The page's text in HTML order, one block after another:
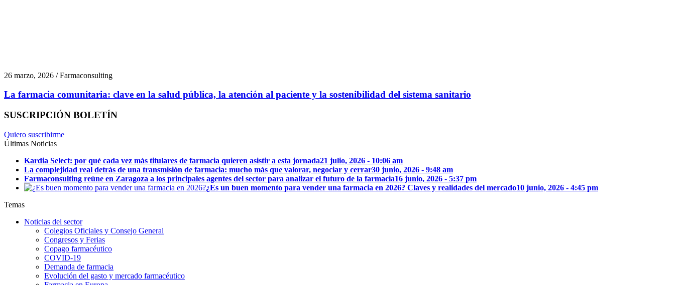
26 marzo, 2026 / Farmaconsulting
La farmacia comunitaria: clave en la salud pública, la atención al paciente y la sostenibilidad del sistema sanitario
SUSCRIPCIÓN BOLETÍN
Quiero suscribirme
Últimas Noticias
Kardia Select: por qué cada vez más titulares de farmacia quieren asistir a esta jornada21 julio, 2026 - 10:06 am
La complejidad real detrás de una transmisión de farmacia: mucho más que valorar, negociar y cerrar30 junio, 2026 - 9:48 am
Farmaconsulting reúne en Zaragoza a los principales agentes del sector para analizar el futuro de la farmacia16 junio, 2026 - 5:37 pm
¿Es un buen momento para vender una farmacia en 2026? Claves y realidades del mercado10 junio, 2026 - 4:45 pm
Temas
Noticias del sector
Colegios Oficiales y Consejo General
Congresos y Ferias
Copago farmacéutico
COVID-19
Demanda de farmacia
Evolución del gasto y mercado farmacéutico